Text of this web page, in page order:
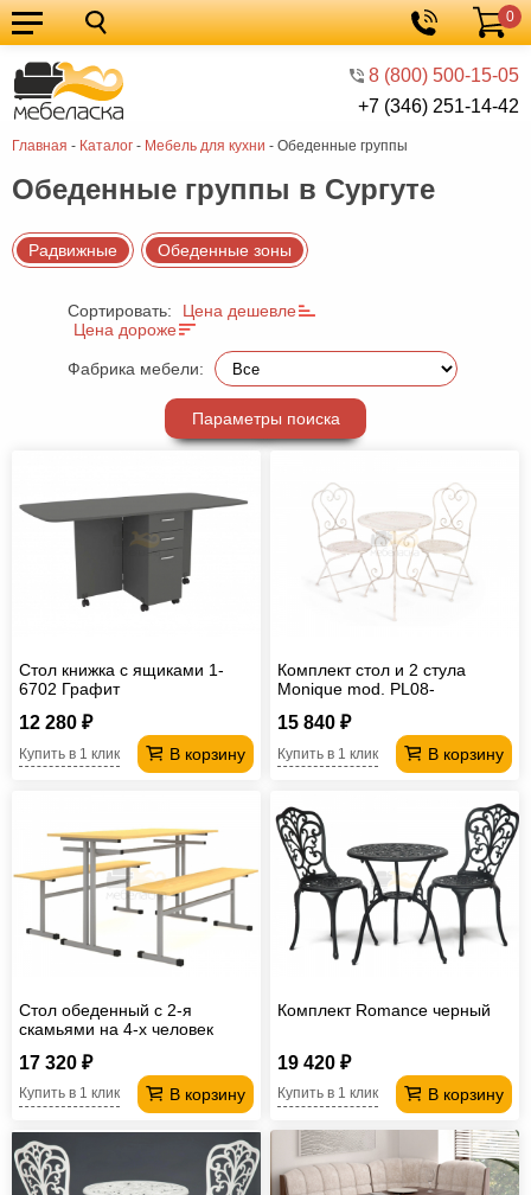
8 (800) 500-15-05
+7 (346) 251-14-42
Корзина
0
Главная - Каталог - Мебель для кухни - Обеденные группы
Кухонные
гарнитуры
Мебель
для
кухни
Мебель
для
спальни
Кровати
Шкафы
Диваны
мебель
Детская
мебель
Мебель
Офисная
компьютер
для
Мебель
Кресла-
ротанга
Садовая
мебель
Косметологическое
оборудование
Обеденные группы в Сургуте
Радвижные Обеденные зоны
Сортировать:
Цена дешевле
Цена дороже
Фабрика мебели:
Параметры поиска
Стол книжка с ящиками 1-
6702 Графит
12 280 ₽
В корзину
Купить в 1 клик
Комплект стол и 2 стула
Monique mod. PL08-
15 840 ₽
В корзину
Купить в 1 клик
Стол обеденный с 2-я
скамьями на 4-х человек
Лицей
17 320 ₽
В корзину
Купить в 1 клик
Комплект Romance черный
19 420 ₽
В корзину
Купить в 1 клик